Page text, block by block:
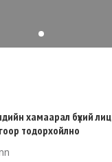
хамаарал бүхий
тодорхойлно